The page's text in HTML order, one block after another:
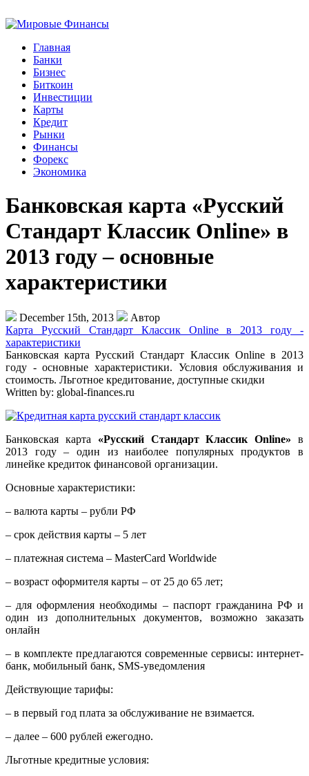
Главная
Банки
Бизнес
Биткоин
Инвестиции
Карты
Кредит
Рынки
Финансы
Форекс
Экономика
Банковская карта «Русский
Стандарт Классик Online» в
2013 году – основные
характеристики
December 15th, 2013
Автор
Карта Русский Стандарт Классик Online в 2013 году -
характеристики
Банковская карта Русский Стандарт Классик Online в 2013
году - основные характеристики. Условия обслуживания и
стоимость. Льготное кредитование, доступные скидки
Written by: global-finances.ru
Банковская карта «Русский Стандарт Классик Online» в
2013 году – один из наиболее популярных продуктов в
линейке кредиток финансовой организации.
Основные характеристики:
– валюта карты – рубли РФ
– срок действия карты – 5 лет
– платежная система – MasterCard Worldwide
– возраст оформителя карты – от 25 до 65 лет;
– для оформления необходимы – паспорт гражданина РФ и
один из дополнительных документов, возможно заказать
онлайн
– в комплекте предлагаются современные сервисы: интернет-
банк, мобильный банк, SMS-уведомления
Действующие тарифы:
– в первый год плата за обслуживание не взимается.
– далее – 600 рублей ежегодно.
Льготные кредитные условия: